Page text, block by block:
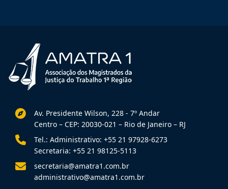
Av. Presidente Wilson, 228 - 7º Andar
Centro – CEP: 20030-021 – Rio de Janeiro – RJ
Tel.: Administrativo: +55 21 97928-6273
Secretaria: +55 21 98125-5113
secretaria@amatra1.com.br
administrativo@amatra1.com.br